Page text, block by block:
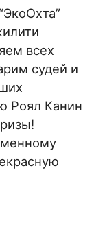
всех
судей и
Роял Канин